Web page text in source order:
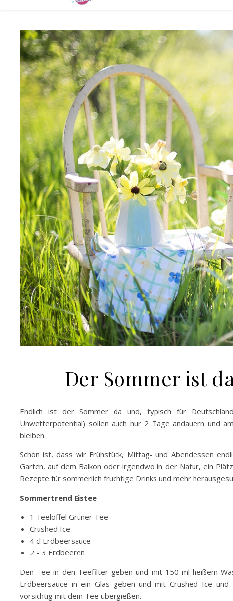
Der Sommer ist
Endlich ist der Sommer da und, typisch für
Unwetterpotential) sollen auch nur 2 Tage andauern und
bleiben.
Schön ist, dass wir Frühstück, Mittag- und Abendessen
Garten, auf dem Balkon oder irgendwo in der Natur, ein
Rezepte für sommerlich fruchtige Drinks und mehr
Sommertrend Eistee
1 Teelöffel Grüner Tee
Crushed Ice
4 cl Erdbeersauce
2 – 3 Erdbeeren
Den Tee in den Teefilter geben und mit 150 ml heißem
Erdbeersauce in ein Glas geben und mit Crushed Ice
vorsichtig mit dem Tee übergießen.